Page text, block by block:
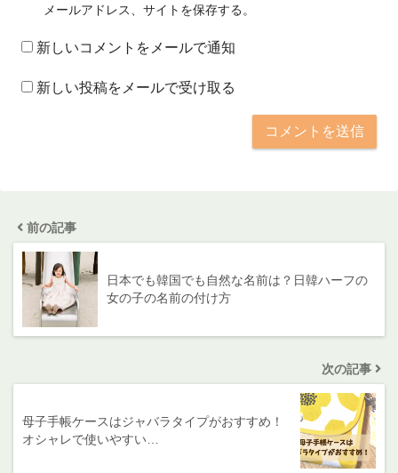
メールアドレス、サイトを保存する。
新しいコメントをメールで通知
新しい投稿をメールで受け取る
前の記事
日本でも韓国でも自然な名前は？日韓ハーフの
女の子の名前の付け方
次の記事
母子手帳ケースはジャバラタイプがおすすめ！
オシャレで使いやすい…